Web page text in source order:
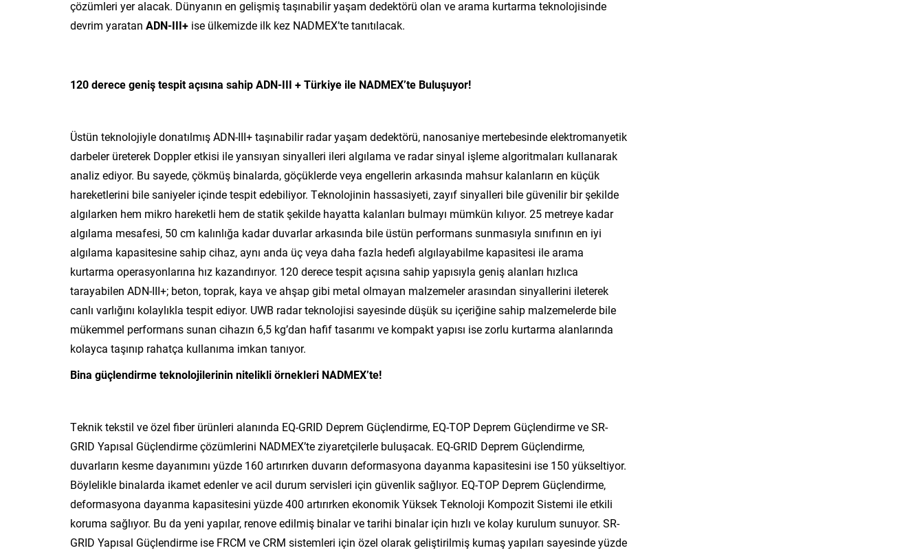
çözümleri yer alacak. Dünyanın en gelişmiş taşınabilir yaşam dedektörü olan ve arama kurtarma teknolojisinde
devrim yaratan ADN-III+ ise ülkemizde ilk kez NADMEX’te tanıtılacak.
120 derece geniş tespit açısına sahip ADN-III + Türkiye ile NADMEX’te Buluşuyor!
Üstün teknolojiyle donatılmış ADN-III+ taşınabilir radar yaşam dedektörü, nanosaniye mertebesinde elektromanyetik
darbeler üreterek Doppler etkisi ile yansıyan sinyalleri ileri algılama ve radar sinyal işleme algoritmaları kullanarak
analiz ediyor. Bu sayede, çökmüş binalarda, göçüklerde veya engellerin arkasında mahsur kalanların en küçük
hareketlerini bile saniyeler içinde tespit edebiliyor. Teknolojinin hassasiyeti, zayıf sinyalleri bile güvenilir bir şekilde
algılarken hem mikro hareketli hem de statik şekilde hayatta kalanları bulmayı mümkün kılıyor. 25 metreye kadar
algılama mesafesi, 50 cm kalınlığa kadar duvarlar arkasında bile üstün performans sunmasıyla sınıfının en iyi
algılama kapasitesine sahip cihaz, aynı anda üç veya daha fazla hedefi algılayabilme kapasitesi ile arama
kurtarma operasyonlarına hız kazandırıyor. 120 derece tespit açısına sahip yapısıyla geniş alanları hızlıca
tarayabilen ADN-III+; beton, toprak, kaya ve ahşap gibi metal olmayan malzemeler arasından sinyallerini ileterek
canlı varlığını kolaylıkla tespit ediyor. UWB radar teknolojisi sayesinde düşük su içeriğine sahip malzemelerde bile
mükemmel performans sunan cihazın 6,5 kg’dan hafif tasarımı ve kompakt yapısı ise zorlu kurtarma alanlarında
kolayca taşınıp rahatça kullanıma imkan tanıyor.
Bina güçlendirme teknolojilerinin nitelikli örnekleri NADMEX’te!
Teknik tekstil ve özel fiber ürünleri alanında EQ-GRID Deprem Güçlendirme, EQ-TOP Deprem Güçlendirme ve SR-
GRID Yapısal Güçlendirme çözümlerini NADMEX’te ziyaretçilerle buluşacak. EQ-GRID Deprem Güçlendirme,
duvarların kesme dayanımını yüzde 160 artırırken duvarın deformasyona dayanma kapasitesini ise 150 yükseltiyor.
Böylelikle binalarda ikamet edenler ve acil durum servisleri için güvenlik sağlıyor. EQ-TOP Deprem Güçlendirme,
deformasyona dayanma kapasitesini yüzde 400 artırırken ekonomik Yüksek Teknoloji Kompozit Sistemi ile etkili
koruma sağlıyor. Bu da yeni yapılar, renove edilmiş binalar ve tarihi binalar için hızlı ve kolay kurulum sunuyor. SR-
GRID Yapısal Güçlendirme ise FRCM ve CRM sistemleri için özel olarak geliştirilmiş kumaş yapıları sayesinde yüzde